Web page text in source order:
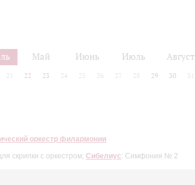
Май Июнь Июль Август
21 22 23 24 25 26 27 28 29 30 31
оркестр филармонии
скрипки с оркестром; Сибелиус: Симфония № 2